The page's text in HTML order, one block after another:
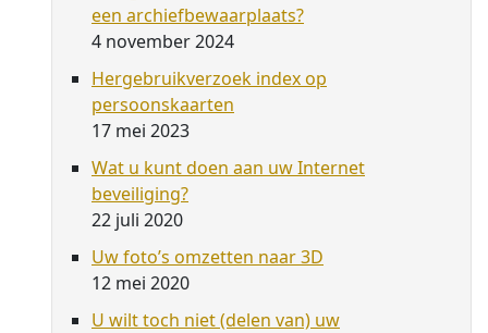
een archiefbewaarplaats?
4 november 2024
Hergebruikverzoek index op
persoonskaarten
17 mei 2023
Wat u kunt doen aan uw Internet
beveiliging?
22 juli 2020
Uw foto’s omzetten naar 3D
12 mei 2020
U wilt toch niet (delen van) uw